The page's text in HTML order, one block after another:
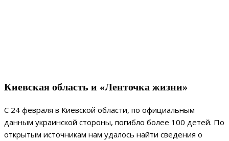
Киевская область и «Ленточка жизни»
С 24 февраля в Киевской области, по официальным
данным украинской стороны, погибло более 100 детей. По
открытым источникам нам удалось найти сведения о